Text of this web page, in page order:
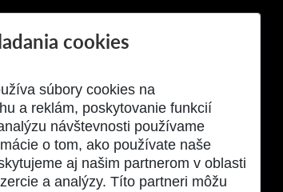
Využívanie cookies
Oznamovanie protispoločenskej
cookies
súbory cookies na
a reklám, poskytovanie funkcií
návštevnosti používame
o tom, ako používate naše
aj našim partnerom v oblasti
a analýzy. Títo partneri môžu